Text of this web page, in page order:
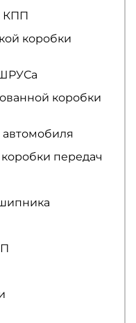
КПП
коробки
коробки
передач